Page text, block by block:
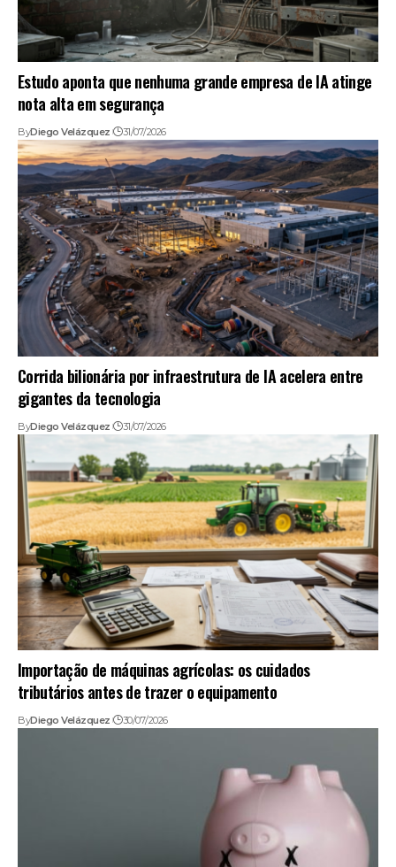
Estudo aponta que nenhuma grande empresa de IA atinge
nota alta em segurança
ByDiego Velázquez 31/07/2026
Corrida bilionária por infraestrutura de IA acelera entre
gigantes da tecnologia
ByDiego Velázquez 31/07/2026
Importação de máquinas agrícolas: os cuidados
tributários antes de trazer o equipamento
ByDiego Velázquez 30/07/2026